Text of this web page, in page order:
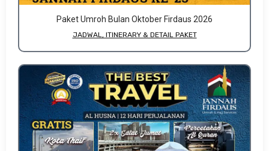
Paket Umroh Bulan Oktober Firdaus 2026
JADWAL, ITINERARY & DETAIL PAKET